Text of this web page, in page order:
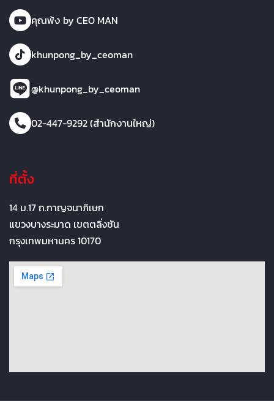
คุณพ้ง by CEO MAN
khunpong_by_ceoman
@khunpong_by_ceoman
02-447-9292 (สำนักงานใหญ่)
ที่ตั้ง
14 ม.17 ถ.กาญจนาภิเษก
แขวงบางระมาด เขตตลิ่งชัน
กรุงเทพมหานคร 10170